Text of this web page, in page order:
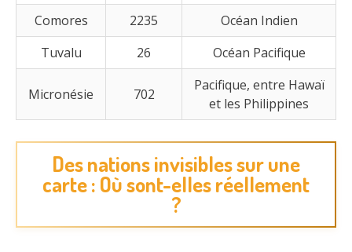
Comores
2235
Océan Indien
Tuvalu
26 Océan Pacifique
Micronésie 702
Pacifique, entre Hawaï
et les Philippines
Des nations invisibles sur une
carte : Où sont-elles réellement
?